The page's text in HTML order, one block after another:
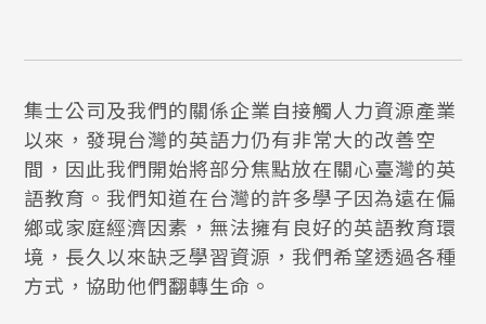
集士公司及我們的關係企業自接觸人力資源產業
以來，發現台灣的英語力仍有非常大的改善空
間，因此我們開始將部分焦點放在關心臺灣的英
語教育。我們知道在台灣的許多學子因為遠在偏
鄉或家庭經濟因素，無法擁有良好的英語教育環
境，長久以來缺乏學習資源，我們希望透過各種
方式，協助他們翻轉生命。